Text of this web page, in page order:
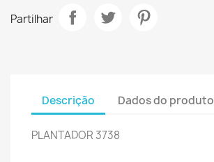
Partilhar
Descrição Dados do produto
PLANTADOR 3738